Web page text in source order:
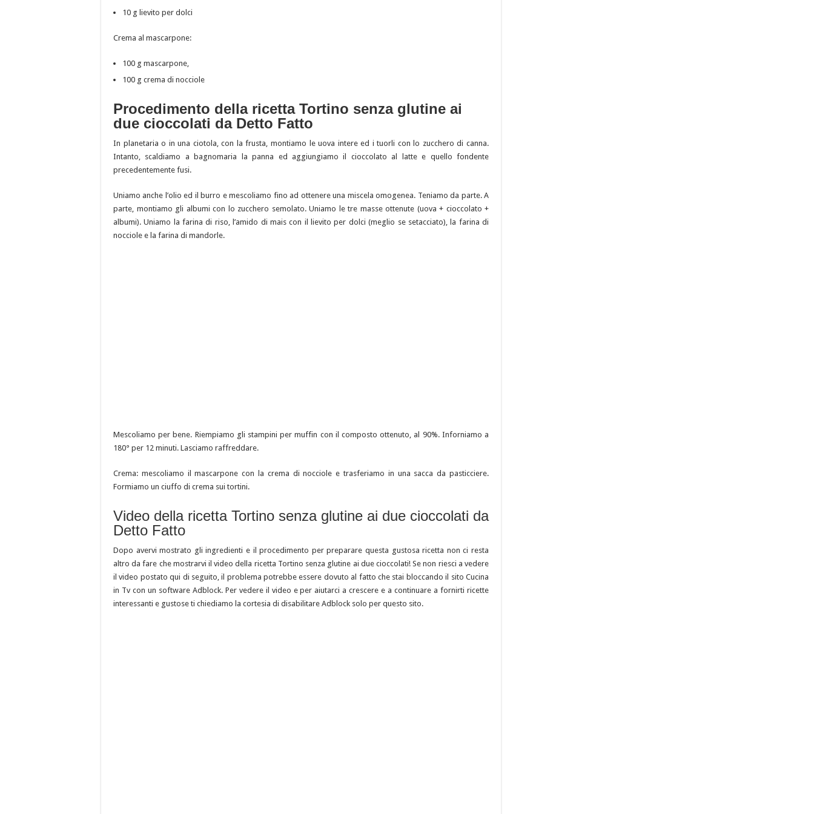
10 g lievito per dolci
Crema al mascarpone:
100 g mascarpone,
100 g crema di nocciole
Procedimento della ricetta Tortino senza glutine ai
due cioccolati da Detto Fatto
In planetaria o in una ciotola, con la frusta, montiamo le uova intere ed i tuorli con lo zucchero di canna.
Intanto, scaldiamo a bagnomaria la panna ed aggiungiamo il cioccolato al latte e quello fondente
precedentemente fusi.
Uniamo anche l’olio ed il burro e mescoliamo fino ad ottenere una miscela omogenea. Teniamo da parte. A
parte, montiamo gli albumi con lo zucchero semolato. Uniamo le tre masse ottenute (uova + cioccolato +
albumi). Uniamo la farina di riso, l’amido di mais con il lievito per dolci (meglio se setacciato), la farina di
nocciole e la farina di mandorle.
Mescoliamo per bene. Riempiamo gli stampini per muffin con il composto ottenuto, al 90%. Inforniamo a
180° per 12 minuti. Lasciamo raffreddare.
Crema: mescoliamo il mascarpone con la crema di nocciole e trasferiamo in una sacca da pasticciere.
Formiamo un ciuffo di crema sui tortini.
Video della ricetta Tortino senza glutine ai due cioccolati da
Detto Fatto
Dopo avervi mostrato gli ingredienti e il procedimento per preparare questa gustosa ricetta non ci resta
altro da fare che mostrarvi il video della ricetta Tortino senza glutine ai due cioccolati! Se non riesci a vedere
il video postato qui di seguito, il problema potrebbe essere dovuto al fatto che stai bloccando il sito Cucina
in Tv con un software Adblock. Per vedere il video e per aiutarci a crescere e a continuare a fornirti ricette
interessanti e gustose ti chiediamo la cortesia di disabilitare Adblock solo per questo sito.